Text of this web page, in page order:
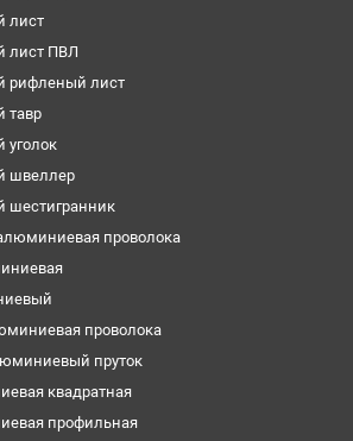
лист
лист ПВЛ
лист
тавр
швеллер
проволока
проволока
пруток
квадратная
профильная